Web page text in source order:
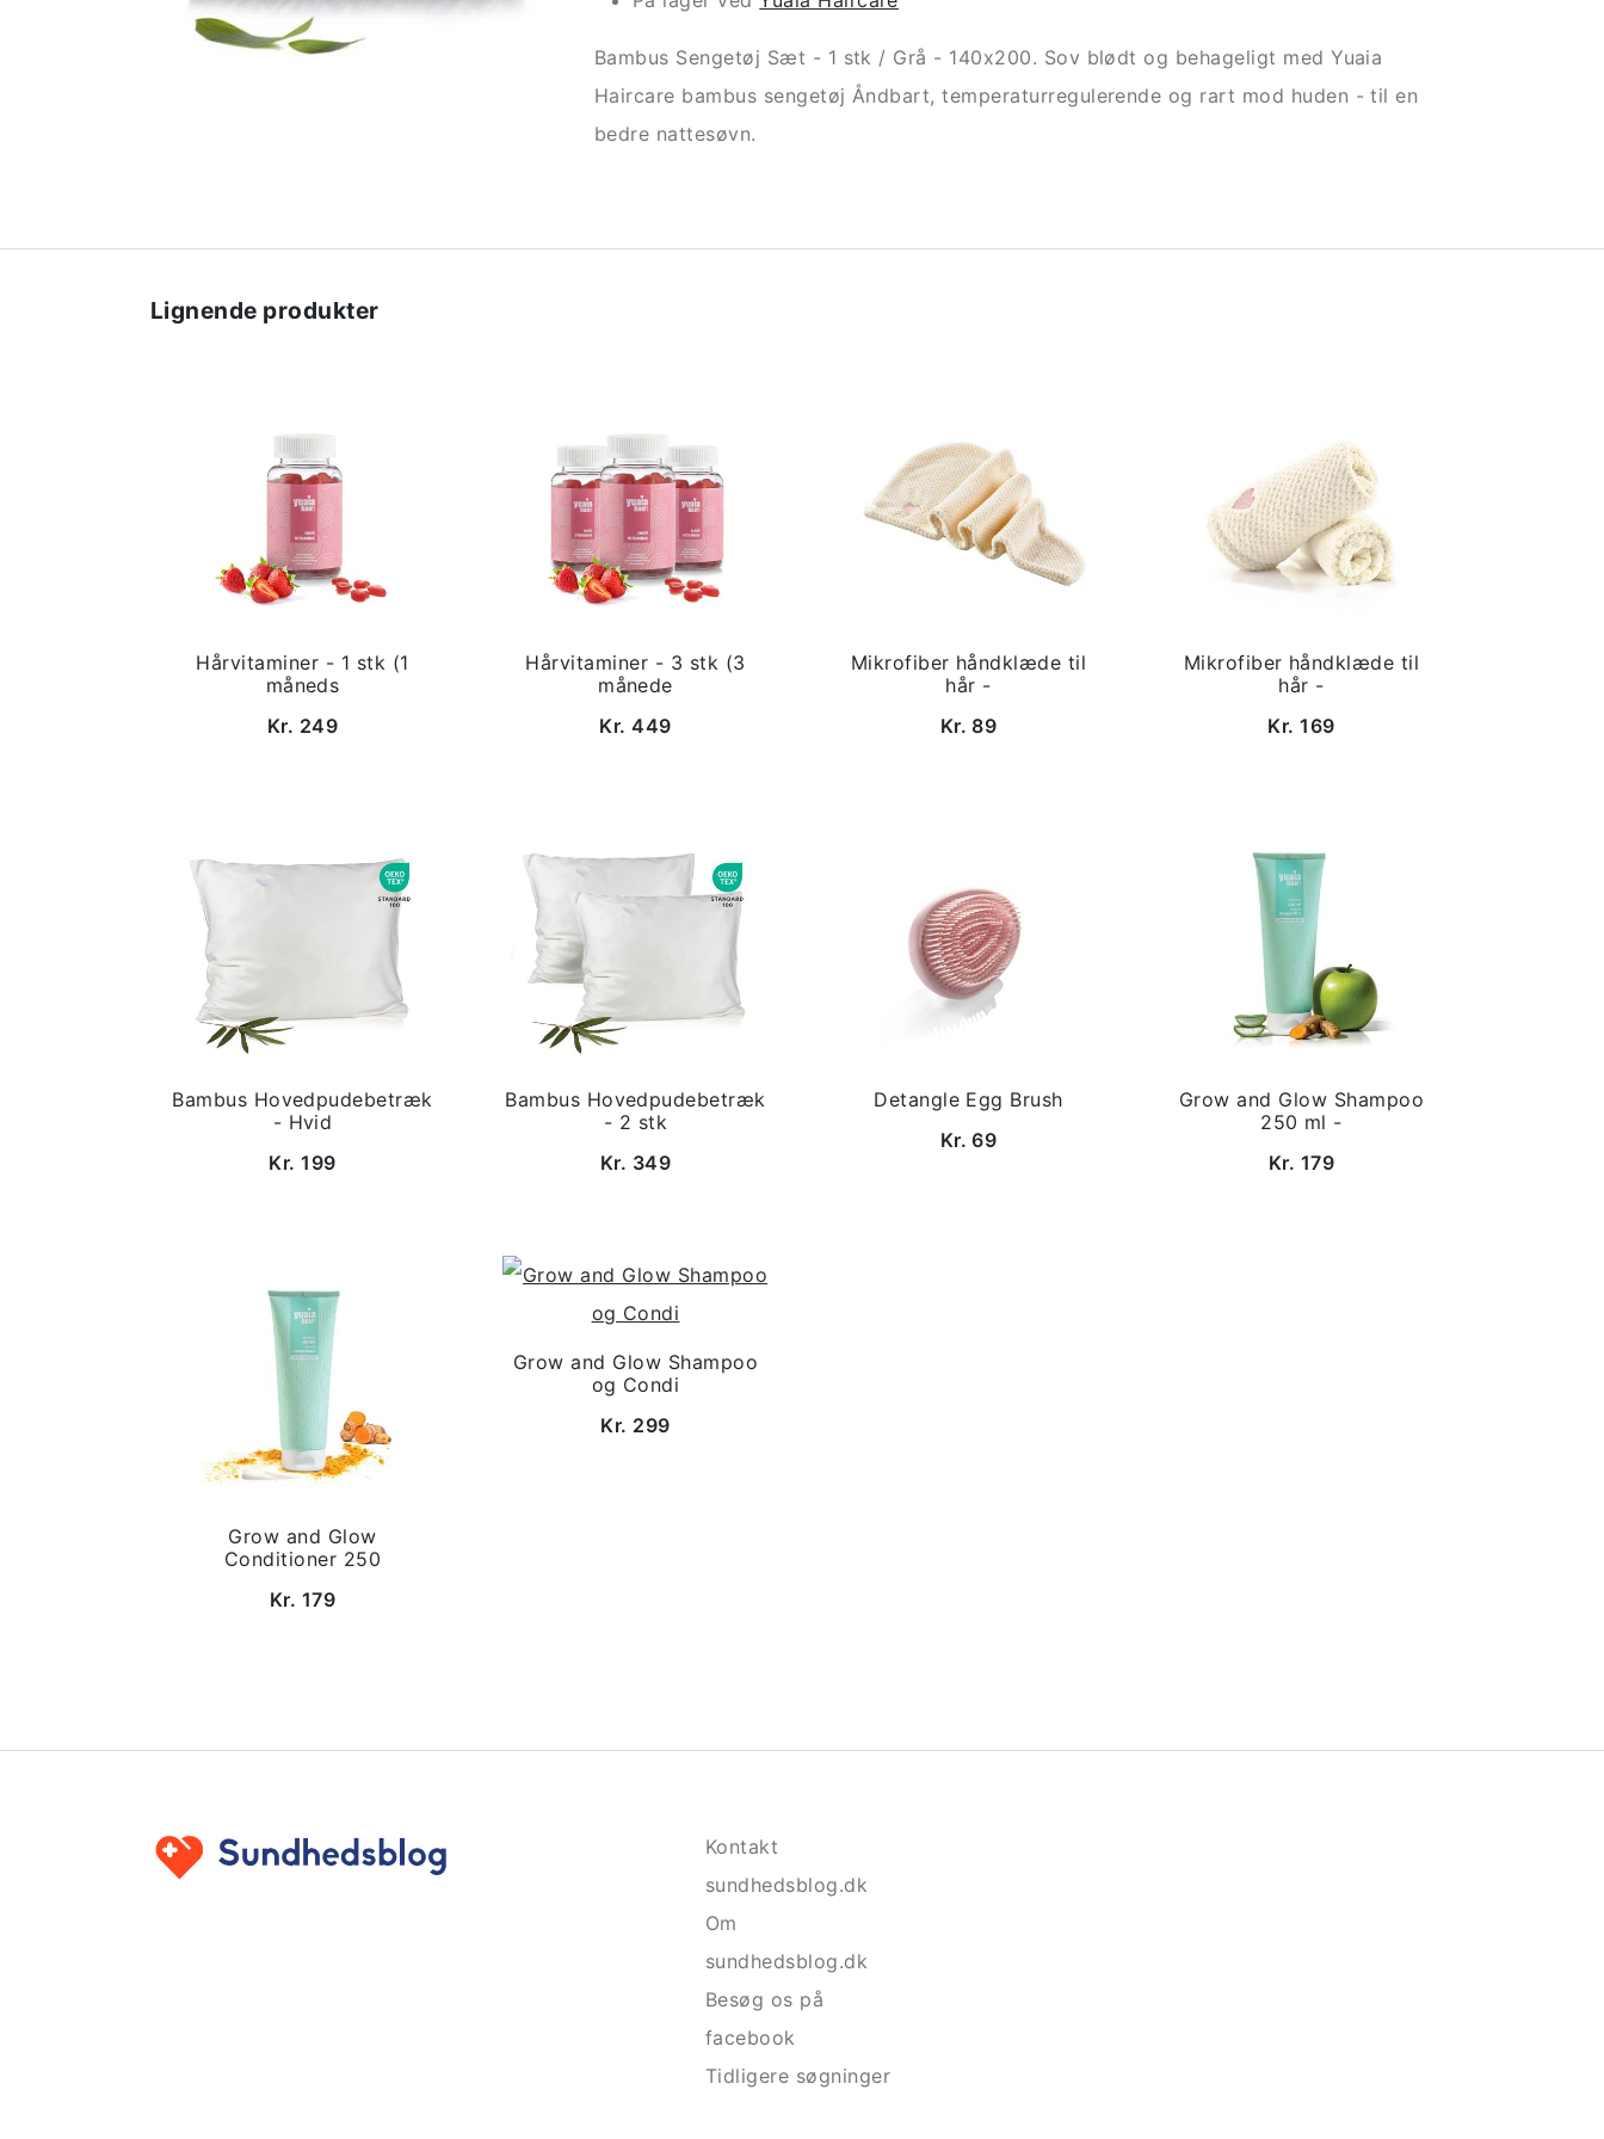
Bambus Sengetøj Sæt - 1 stk / Grå - 140x200. Sov blødt og behageligt med Yuaia
Haircare bambus sengetøj Åndbart, temperaturregulerende og rart mod huden - til en
bedre nattesøvn.
Lignende produkter
Hårvitaminer - 1 stk (1
måneds
Kr. 249
Hårvitaminer - 3 stk (3
månede
Kr. 449
Mikrofiber håndklæde til
hår -
Kr. 89
Mikrofiber håndklæde til
hår -
Kr. 169
Bambus Hovedpudebetræk
- Hvid
Kr. 199
Bambus Hovedpudebetræk
- 2 stk
Kr. 349
Detangle Egg Brush
Kr. 69
Grow and Glow Shampoo
250 ml -
Kr. 179
Grow and Glow
Conditioner 250
Kr. 179
Grow and Glow Shampoo
og Condi
Kr. 299
Kontakt
sundhedsblog.dk
Om
sundhedsblog.dk
Besøg os på
facebook
Tidligere søgninger